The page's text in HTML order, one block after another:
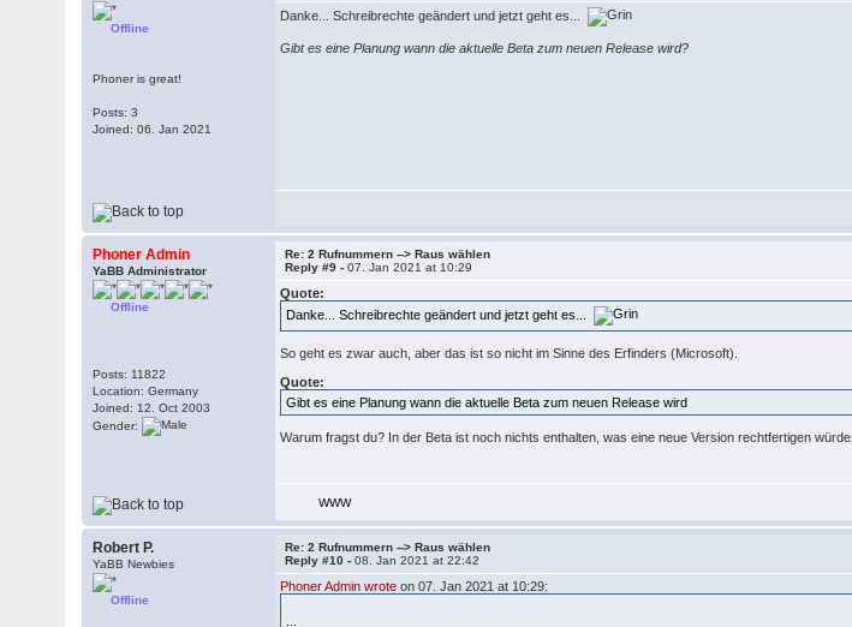
Offline
Phoner is great!
Posts: 3
Joined: 06. Jan 2021
Danke... Schreibrechte geändert und jetzt geht es...
Gibt es eine Planung wann die aktuelle Beta zum neuen Release wird?
Phoner Admin
YaBB Administrator
Offline
Posts: 11822
Location: Germany
Joined: 12. Oct 2003
Gender:
Re: 2 Rufnummern --> Raus wählen
Reply #9 -07. Jan 2021 at 10:29
Quote:
Danke... Schreibrechte geändert und jetzt geht es...
So geht es zwar auch, aber das ist so nicht im Sinne des Erfinders (Microsoft).
Quote:
Gibt es eine Planung wann die aktuelle Beta zum neuen Release wird
Warum fragst du? In der Beta ist noch nichts enthalten, was eine neue Version rechtfertigen würde.
WWW
Robert P.
YaBB Newbies
Offline
Re: 2 Rufnummern --> Raus wählen
Reply #10 -08. Jan 2021 at 22:42
Phoner Admin wrote on 07. Jan 2021 at 10:29: